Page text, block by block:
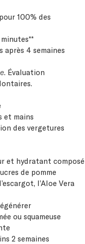
100% des
4 semaines
. Évaluation
et mains
des vergetures
et hydratant composé
de pomme
l’Aloe Vera
ou squameuse
2 semaines